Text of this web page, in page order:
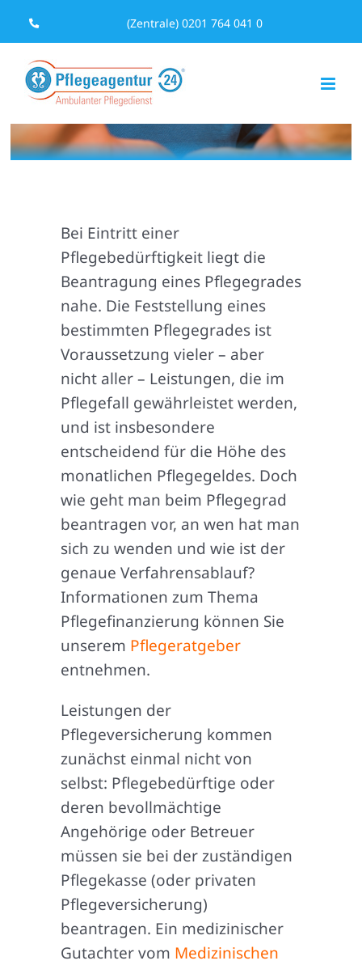
Inhalt
springen
(Zentrale) 0201 764 041 0
Bei Eintritt einer
Pflegebedürftigkeit liegt die
Beantragung eines Pflegegrades
nahe. Die Feststellung eines
bestimmten Pflegegrades ist
Voraussetzung vieler – aber
nicht aller – Leistungen, die im
Pflegefall gewährleistet werden,
und ist insbesondere
entscheidend für die Höhe des
monatlichen Pflegegeldes. Doch
wie geht man beim Pflegegrad
beantragen vor, an wen hat man
sich zu wenden und wie ist der
genaue Verfahrensablauf?
Informationen zum Thema
Pflegefinanzierung können Sie
unserem Pflegeratgeber
entnehmen.
Leistungen der
Pflegeversicherung kommen
zunächst einmal nicht von
selbst: Pflegebedürftige oder
deren bevollmächtige
Angehörige oder Betreuer
müssen sie bei der zuständigen
Pflegekasse (oder privaten
Pflegeversicherung)
beantragen. Ein medizinischer
Gutachter vom Medizinischen